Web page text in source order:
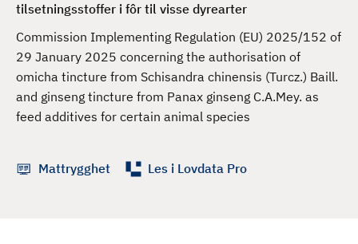
tilsetningsstoffer i fôr til visse dyrearter
Commission Implementing Regulation (EU) 2025/152 of
29 January 2025 concerning the authorisation of
omicha tincture from Schisandra chinensis (Turcz.) Baill.
and ginseng tincture from Panax ginseng C.A.Mey. as
feed additives for certain animal species
Mattrygghet Les i Lovdata Pro